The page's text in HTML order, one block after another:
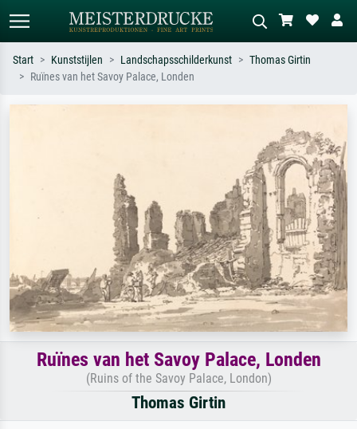
weide, abstract met veel rood, donker
olieverfschilderij, staand naakt naast
een boom.
Start Kunststijlen Landschapsschilderkunst
Thomas Girtin
Ruïnes van het Savoy Palace, Londen
Ruïnes van het Savoy Palace, Londen
(Ruins of the Savoy Palace, London)
Thomas Girtin